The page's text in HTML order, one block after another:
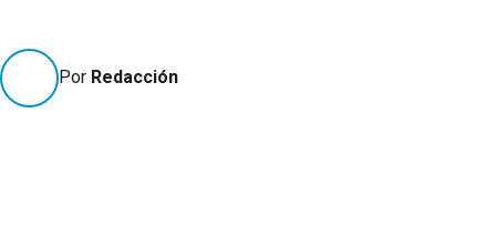
Por Redacción